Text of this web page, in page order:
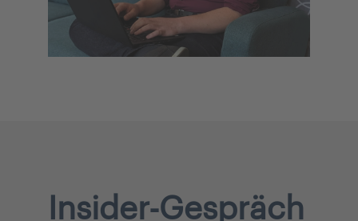
Insider-Gespräch